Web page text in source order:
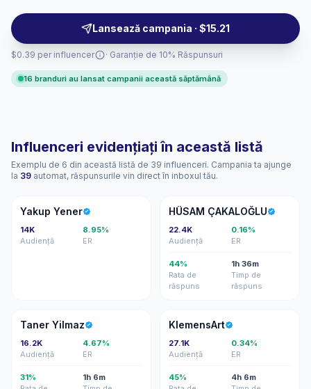
product endorsements and creative collaborations;
campaign-ready.
Lansează campania · $15.21
$0.39 per influencer · Garanție de 10% Răspunsuri
16 branduri au lansat campanii această săptămână
Influenceri evidențiați în această listă
Exemplu de 6 din această listă de 39 influenceri. Campania ta ajunge
la 39 automat, răspunsurile vin direct în inboxul tău.
YY
Yakup Yener
14K
Audiență
8.95%
ER
HÇ
HÜSAM ÇAKALOĞLU
22.4K
Audiență
0.16%
ER
44%
Rata de
răspuns
1h 36m
Timp de
răspuns
TY
Taner Yilmaz
16.2K
Audiență
4.67%
ER
31%
1h 6m
K
KlemensArt
27.1K
Audiență
0.34%
ER
45%
4h 6m